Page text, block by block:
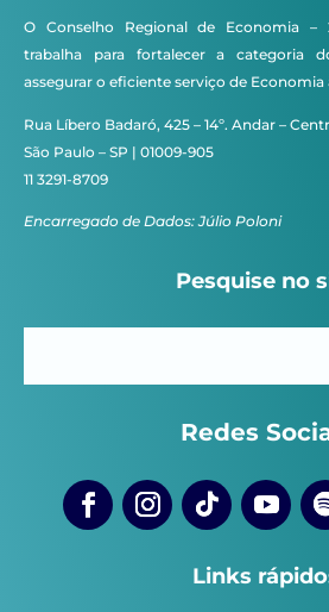
O Conselho Regional de Economia –
trabalha para fortalecer a categoria
assegurar o eficiente serviço de
Rua Líbero Badaró, 425 – 14º. Andar –
São Paulo – SP | 01009-905
11 3291-8709
Encarregado de Dados: Júlio Poloni
Pesquise no
Redes
Links